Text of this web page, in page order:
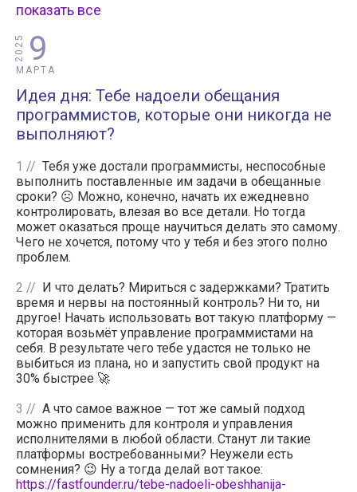
показать все
9
МАРТА
2025
Идея дня: Тебе надоели обещания
программистов, которые они никогда не
выполняют?
1
Тебя уже достали программисты, неспособные
выполнить поставленные им задачи в обещанные
сроки? ☹️ Можно, конечно, начать их ежедневно
контролировать, влезая во все детали. Но тогда
может оказаться проще научиться делать это самому.
Чего не хочется, потому что у тебя и без этого полно
проблем.
2
И что делать? Мириться с задержками? Тратить
время и нервы на постоянный контроль? Ни то, ни
другое! Начать использовать вот такую платформу —
которая возьмёт управление программистами на
себя. В результате чего тебе удастся не только не
выбиться из плана, но и запустить свой продукт на
30% быстрее 🚀
3
А что самое важное — тот же самый подход
можно применить для контроля и управления
исполнителями в любой области. Станут ли такие
платформы востребованными? Неужели есть
сомнения? 😉 Ну а тогда делай вот такое:
https://fastfounder.ru/tebe-nadoeli-obeshhanija-